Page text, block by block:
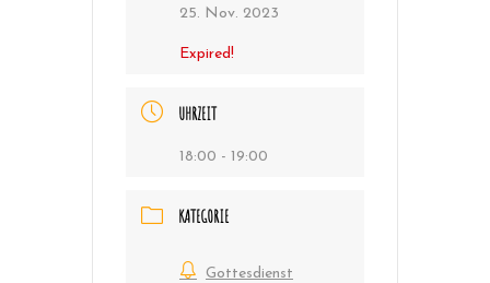
25. Nov. 2023
Expired!
UHRZEIT
18:00 - 19:00
KATEGORIE
Gottesdienst